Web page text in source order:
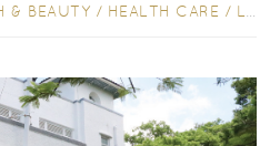
& BEAUTY / HEALTH CARE / LIFESTYLE